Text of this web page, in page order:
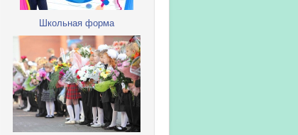
Школьная форма